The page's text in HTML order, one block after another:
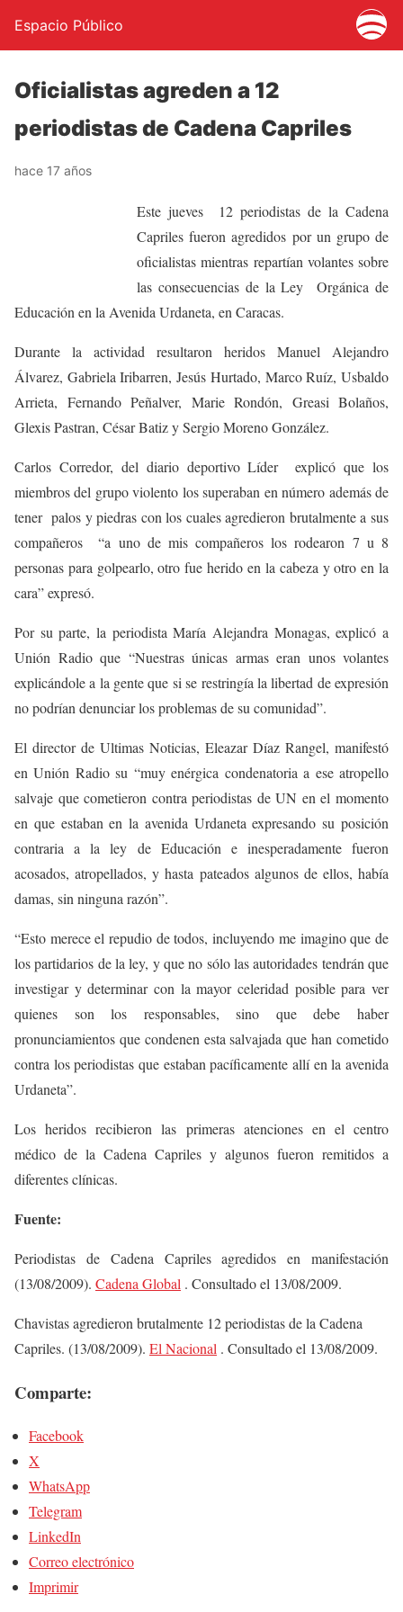
Espacio Público
Oficialistas agreden a 12
periodistas de Cadena Capriles
hace 17 años
Este jueves 12 periodistas de la Cadena
Capriles fueron agredidos por un grupo de
oficialistas mientras repartían volantes sobre
las consecuencias de la Ley Orgánica de
Educación en la Avenida Urdaneta, en Caracas.
Durante la actividad resultaron heridos Manuel Alejandro
Álvarez, Gabriela Iribarren, Jesús Hurtado, Marco Ruíz, Usbaldo
Arrieta, Fernando Peñalver, Marie Rondón, Greasi Bolaños,
Glexis Pastran, César Batiz y Sergio Moreno González.
Carlos Corredor, del diario deportivo Líder explicó que los
miembros del grupo violento los superaban en número además de
tener palos y piedras con los cuales agredieron brutalmente a sus
compañeros “a uno de mis compañeros los rodearon 7 u 8
personas para golpearlo, otro fue herido en la cabeza y otro en la
cara” expresó.
Por su parte, la periodista María Alejandra Monagas, explicó a
Unión Radio que “Nuestras únicas armas eran unos volantes
explicándole a la gente que si se restringía la libertad de expresión
no podrían denunciar los problemas de su comunidad”.
El director de Ultimas Noticias, Eleazar Díaz Rangel, manifestó
en Unión Radio su “muy enérgica condenatoria a ese atropello
salvaje que cometieron contra periodistas de UN en el momento
en que estaban en la avenida Urdaneta expresando su posición
contraria a la ley de Educación e inesperadamente fueron
acosados, atropellados, y hasta pateados algunos de ellos, había
damas, sin ninguna razón”.
“Esto merece el repudio de todos, incluyendo me imagino que de
los partidarios de la ley, y que no sólo las autoridades tendrán que
investigar y determinar con la mayor celeridad posible para ver
quienes son los responsables, sino que debe haber
pronunciamientos que condenen esta salvajada que han cometido
contra los periodistas que estaban pacíficamente allí en la avenida
Urdaneta”.
Los heridos recibieron las primeras atenciones en el centro
médico de la Cadena Capriles y algunos fueron remitidos a
diferentes clínicas.
Fuente:
Periodistas de Cadena Capriles agredidos en manifestación
(13/08/2009). Cadena Global . Consultado el 13/08/2009.
Chavistas agredieron brutalmente 12 periodistas de la Cadena
Capriles. (13/08/2009). El Nacional . Consultado el 13/08/2009.
Comparte:
Facebook
X
WhatsApp
Telegram
LinkedIn
Correo electrónico
Imprimir